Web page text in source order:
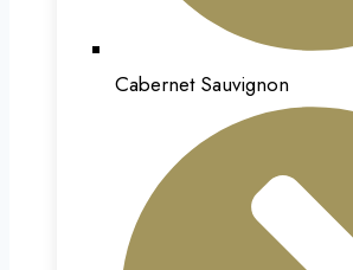
Cabernet Sauvignon